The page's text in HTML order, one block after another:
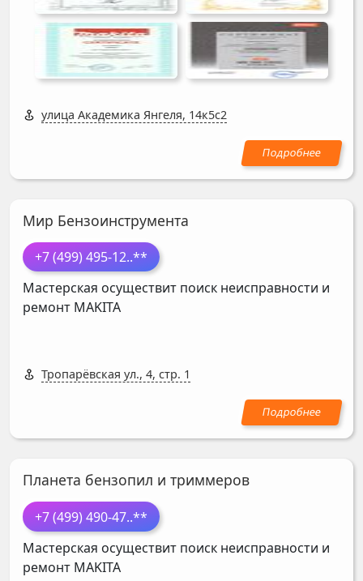
улица Академика Янгеля, 14к5с2
Мир Бензоинструмента
+7 (499) 495-12..**
Мастерская осуществит поиск неисправности и
ремонт MAKITA
Тропарёвская ул., 4, стр. 1
Планета бензопил и триммеров
+7 (499) 490-47..**
Мастерская осуществит поиск неисправности и
ремонт MAKITA